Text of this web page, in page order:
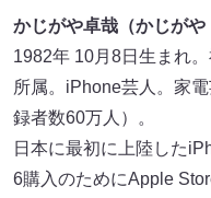
かじがや卓哉（かじが
1982年 10月8日生まれ
所属。iPhone芸人。家
録者数60万人）。
日本に最初に上陸した
6購入のためにApple